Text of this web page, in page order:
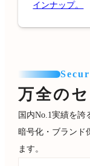
インナップ。
万全の
国内No.1実績を誇
暗号化・ブランド
ます。